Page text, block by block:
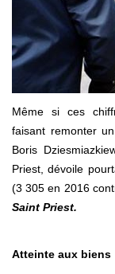
Même si ces
faisant remonter
Boris
Priest, dévoile
(3 305 en 2016
Saint Priest.
Atteinte aux biens